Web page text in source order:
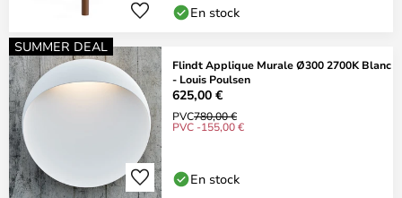
En stock
SUMMER DEAL
Flindt Applique Murale Ø300 2700K Blanc
- Louis Poulsen
625,00 €
PVC780,00 €
PVC -155,00 €
En stock